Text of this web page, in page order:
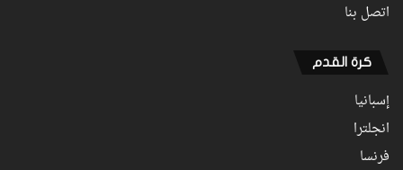
اتصل بنا
كرة القدم
إسبانيا
انجلترا
فرنسا